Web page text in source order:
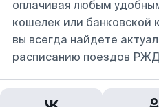
оплачивая любым
кошелек или банковской
вы всегда найдете
расписанию поездов